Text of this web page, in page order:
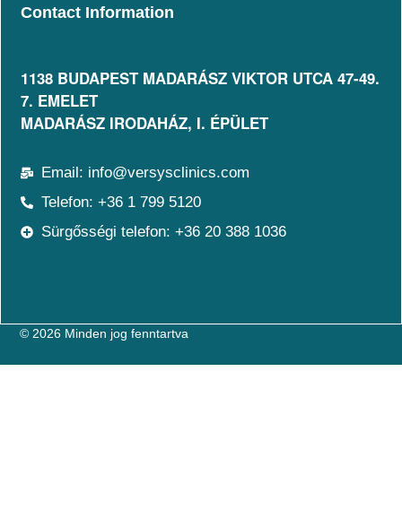
Contact Information
1138 BUDAPEST MADARÁSZ VIKTOR UTCA 47-49.
7. EMELET​
MADARÁSZ IRODAHÁZ, I. ÉPÜLET
Email: info@versysclinics.com
Telefon: +36 1 799 5120
Sürgősségi telefon: +36 20 388 1036
© 2026 Minden jog fenntartva